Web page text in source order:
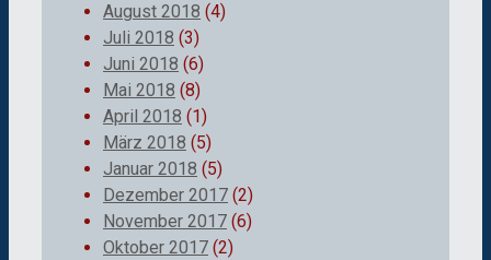
August 2018 (4)
Juli 2018 (3)
Juni 2018 (6)
Mai 2018 (8)
April 2018 (1)
März 2018 (5)
Januar 2018 (5)
Dezember 2017 (2)
November 2017 (6)
Oktober 2017 (2)